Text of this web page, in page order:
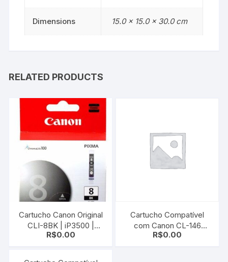
Dimensions 15.0 × 15.0 × 30.0 cm
RELATED PRODUCTS
Cartucho Canon Original
CLI-8BK | iP3500 |
iP4200 | iP4300 | iP4500
R$0.00
Cartucho Compatível
com Canon CL-146
CL146 Color | MG2910 |
R$0.00